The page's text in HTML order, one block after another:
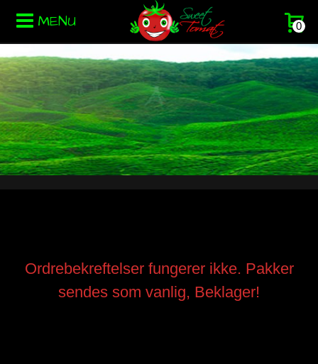
MENU 0
Ordrebekreftelser fungerer ikke. Pakker
sendes som vanlig, Beklager!